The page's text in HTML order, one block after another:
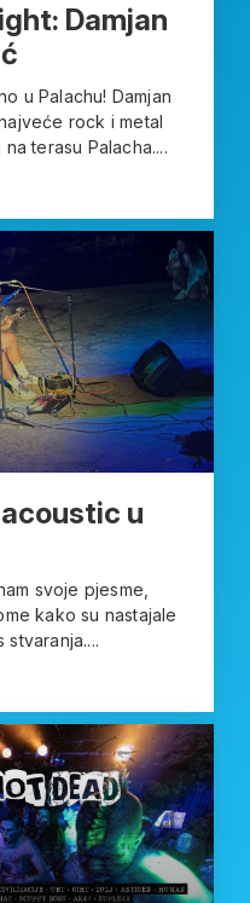
Damjan
u Palachu! Damjan
rock i metal
terasu Palacha....
u
svoje pjesme,
kako su nastajale